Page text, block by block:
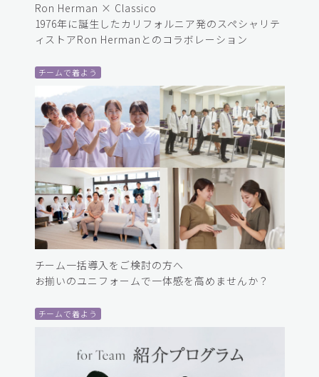
Ron Herman × Classico
1976年に誕生したカリフォルニア発のスペシャリテ
ィストアRon Hermanとのコラボレーション
チームで着よう
チーム一括導入をご検討の方へ
お揃いのユニフォームで一体感を高めませんか？
チームで着よう